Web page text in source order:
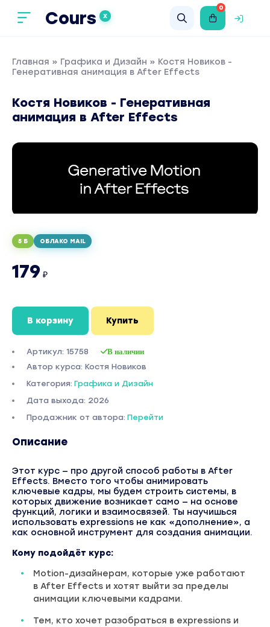
Cours X
0
Главная » Графика и Дизайн » Костя Новиков -
Генеративная анимация в After Effects
Костя Новиков - Генеративная
анимация в After Effects
5 Б ОБЛАКО MAIL
179 ₽
В корзину Купить
Артикул: 15758 В наличии
Автор курса: Костя Новиков
Категория: Графика и Дизайн
Дата выхода: 2026
Продажник от автора: Перейти
Описание
Этот курс — про другой способ работы в After
Effects. Вместо того чтобы анимировать
ключевые кадры, мы будем строить системы, в
которых движение возникает само — на основе
функций, логики и взаимосвязей. Ты научишься
использовать expressions не как «дополнение», а
как основной инструмент для создания анимации.
Кому подойдёт курс:
Motion-дизайнерам, которые уже работают
в After Effects и хотят выйти за пределы
анимации ключевыми кадрами.
Тем, кто хочет разобраться в expressions и